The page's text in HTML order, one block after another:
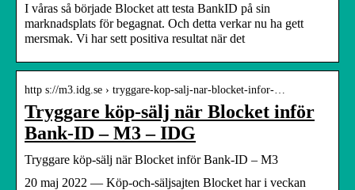
I våras så började Blocket att testa BankID på sin
marknadsplats för begagnat. Och detta verkar nu ha gett
mersmak. Vi har sett positiva resultat när det
http s://m3.idg.se › tryggare-kop-salj-nar-blocket-infor-…
Tryggare köp-sälj när Blocket inför
Bank-ID – M3 – IDG
Tryggare köp-sälj när Blocket inför Bank-ID – M3
20 maj 2022 — Köp-och-säljsajten Blocket har i veckan